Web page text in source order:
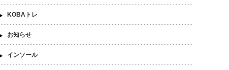
KOBAトレ
お知らせ
インソール